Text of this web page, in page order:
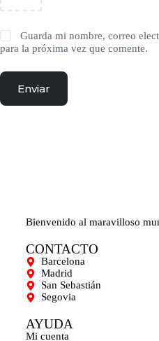
Guarda mi nombre, correo
para la próxima vez que comente.
Enviar
Bienvenido al maravilloso
CONTACTO
Barcelona
Madrid
San Sebastián
Segovia
AYUDA
Mi cuenta